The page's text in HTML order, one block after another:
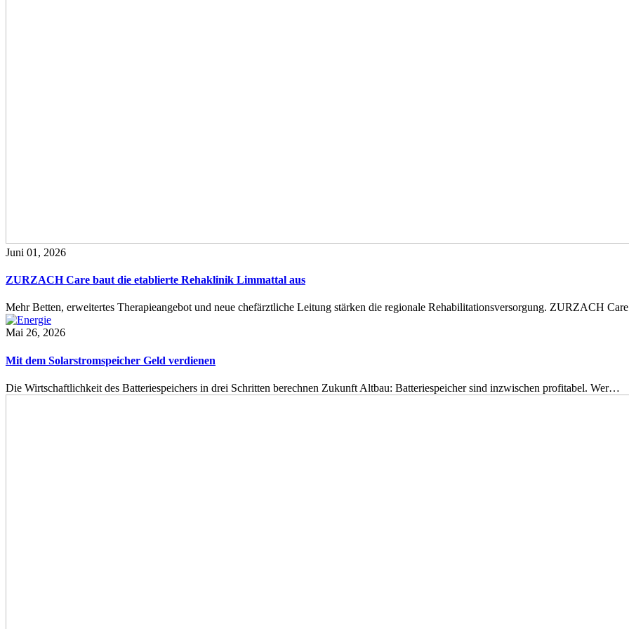
Juni 01, 2026
ZURZACH Care baut die etablierte Rehaklinik Limmattal aus
Mehr Betten, erweitertes Therapieangebot und neue chefärztliche Leitung stärken die regionale Rehabilitationsversorgung. ZURZACH
Mai 26, 2026
Mit dem Solarstromspeicher Geld verdienen
Die Wirtschaftlichkeit des Batteriespeichers in drei Schritten berechnen Zukunft Altbau: Batteriespeicher sind inzwischen profitabel. Wer…